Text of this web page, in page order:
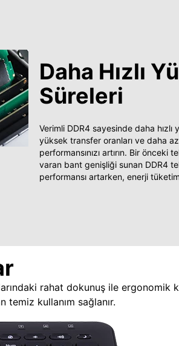
Daha Hızlı
Süreleri
Verimli DDR4 sayesinde daha hızlı
yüksek transfer oranları ve daha
performansınızı artırın. Bir önceki
varan bant genişliği sunan DDR4
performansı artarken, enerji
rahat dokunuş ile ergonomik
temiz kullanım sağlanır.